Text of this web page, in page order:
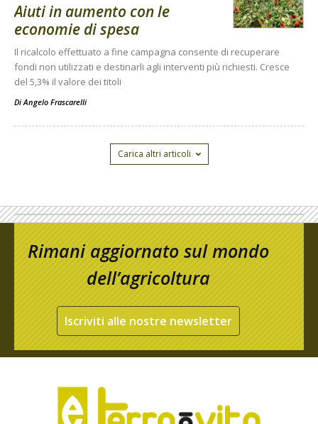
Aiuti in aumento con le
economie di spesa
Il ricalcolo effettuato a fine campagna consente di recuperare
fondi non utilizzati e destinarli agli interventi più richiesti. Cresce
del 5,3% il valore dei titoli
Di Angelo Frascarelli
Carica altri articoli
Rimani aggiornato sul mondo
dell’agricoltura
Iscriviti alle nostre newsletter